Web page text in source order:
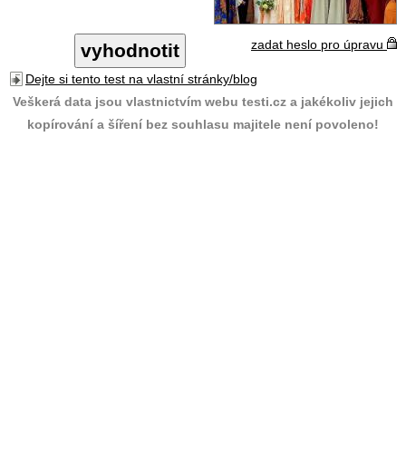
zadat heslo pro úpravu
Dejte si tento test na vlastní stránky/blog
Veškerá data jsou vlastnictvím webu testi.cz a jakékoliv jejich
kopírování a šíření bez souhlasu majitele není povoleno!